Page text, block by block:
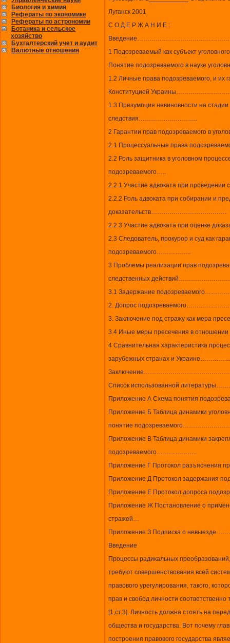
Биология и химия
Рефераты по экономике
Рефераты по астрономии
Ботаника и сельское
хозяйство
Бухгалтерский учет и аудит
Валютные отношения
Луганск 2001
С О Д Е Р Ж А Н И Е :
1 Подозреваемый как субъект
Понятие подозреваемого в науке
1.2 Личные права подозреваемого, и их
Конституцией
1.3 Презумпция невиновности на стадии
следствия………………………..
2 Гарантии прав подозреваемого
2.1 Процессуальные права
2.2 Роль защитника в уголовном
подозреваемого…..
2.2.1 Участие адвоката при
2.2.2 Роль адвоката при собирании и
доказательств……………………………….
2.2.3 Участие адвоката при
2.3 Следователь, прокурор и суд как
подозреваемого……………..
3 Проблемы реализации прав
следственных
3.1 Задержание
2. Допрос
3. Заключение под стражу как
3.4 Иные меры пресечения в
4 Сравнительная характеристика
зарубежных странах и
Список использованной
Приложение А Схема понятия
Приложение Б Таблица динамики
понятие
Приложение В Таблица динамики
подозреваемого………………..
Приложение Г Протокол
Приложение Д Протокол
Приложение Е Протокол
Приложение Ж Постановление о
стражей…
Приложение З Подписка о
Введение
Процессы радикальных
требуют совершенствования всей
правового урегулирования, такого,
прав и свобод личности
[1,ст.3]. Личность должна стоять на
общества и государства. Вот почему
построения правового государства